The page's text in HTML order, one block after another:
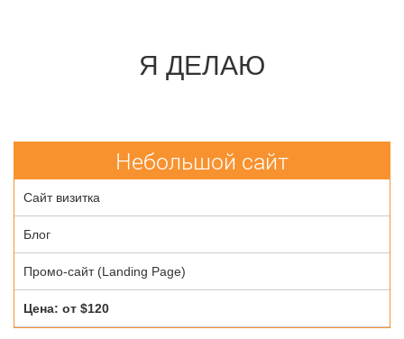
Я ДЕЛАЮ
Небольшой сайт
Сайт визитка
Блог
Промо-сайт (Landing Page)
Цена: от $120